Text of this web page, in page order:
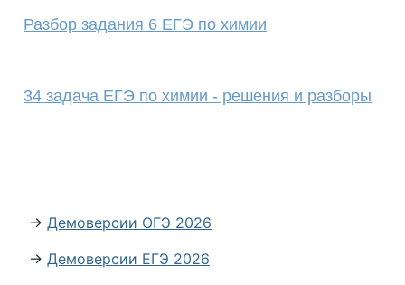
Разбор задания 6 ЕГЭ по химии
34 задача ЕГЭ по химии - решения и разборы
→ Демоверсии ОГЭ 2026
→ Демоверсии ЕГЭ 2026